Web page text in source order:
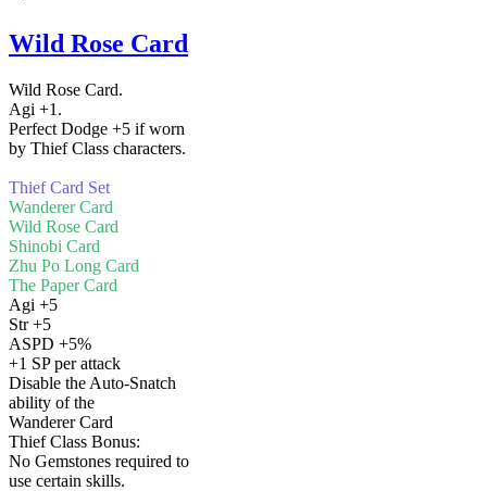
Wild Rose Card
Wild Rose Card.
Agi +1.
Perfect Dodge +5 if worn
by Thief Class characters.
Thief Card Set
Wanderer Card
Wild Rose Card
Shinobi Card
Zhu Po Long Card
The Paper Card
Agi +5
Str +5
ASPD +5%
+1 SP per attack
Disable the Auto-Snatch
ability of the
Wanderer Card
Thief Class Bonus:
No Gemstones required to
use certain skills.